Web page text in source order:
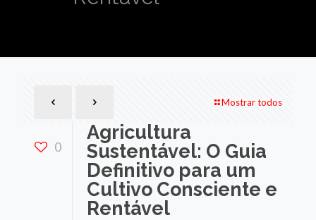
Mostrar todos
0
Agricultura
Sustentável: O Guia
Definitivo para um
Cultivo Consciente e
Rentável